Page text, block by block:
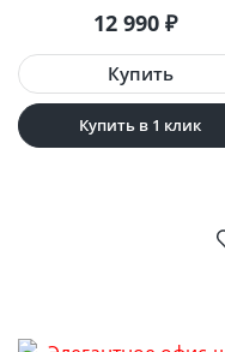
12 990 ₽
Купить в 1 клик